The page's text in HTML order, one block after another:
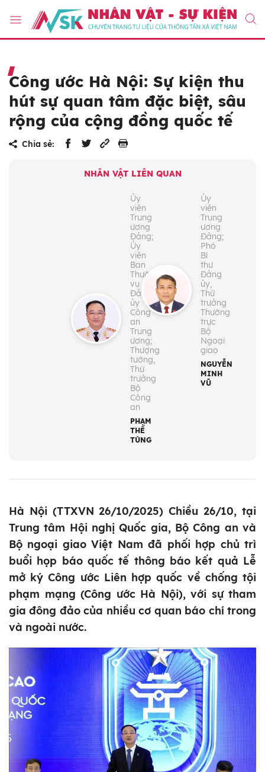
Công ước Hà Nội: Sự kiện thu
hút sự quan tâm đặc biệt, sâu
rộng của cộng đồng quốc tế
Chia sẻ:
NHÂN VẬT LIÊN QUAN
Ủy
viên
Trung
ương
Đảng;
Ủy
viên
Ban
Thường
vụ
Đảng
ủy
Công
an
Trung
ương;
Thượng
tướng,
Thứ
trưởng
Bộ
Công
an
PHẠM
THẾ
TÙNG
Ủy
viên
Trung
ương
Đảng;
Phó
Bí
thư
Đảng
ủy,
Thứ
trưởng
Thường
trực
Bộ
Ngoại
giao
NGUYỄN
MINH
VŨ
Hà Nội (TTXVN 26/10/2025) Chiều 26/10, tại
Trung tâm Hội nghị Quốc gia, Bộ Công an và
Bộ ngoại giao Việt Nam đã phối hợp chủ trì
buổi họp báo quốc tế thông báo kết quả Lễ
mở ký Công ước Liên hợp quốc về chống tội
phạm mạng (Công ước Hà Nội), với sự tham
gia đông đảo của nhiều cơ quan báo chí trong
và ngoài nước.